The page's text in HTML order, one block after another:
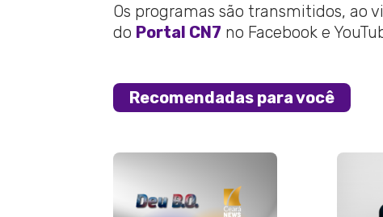
Os programas são transmitidos, ao
do Portal CN7 no Facebook e
Recomendadas para você